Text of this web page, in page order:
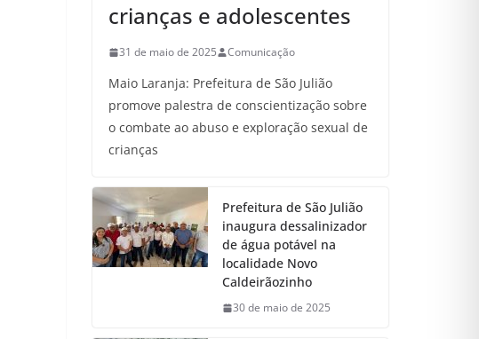
crianças e adolescentes
31 de maio de 2025 Comunicação
Maio Laranja: Prefeitura de São Julião
promove palestra de conscientização sobre
o combate ao abuso e exploração sexual de
crianças
Prefeitura de São Julião
inaugura dessalinizador
de água potável na
localidade Novo
Caldeirãozinho
30 de maio de 2025